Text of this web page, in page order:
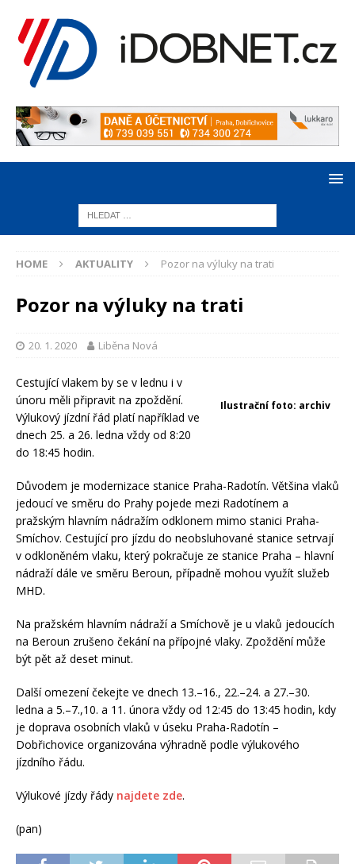
HOME AKTUALITY Pozor na výluky na trati
Pozor na výluky na trati
20. 1. 2020 Liběna Nová
Ilustrační foto: archiv
Cestující vlakem by se v lednu i v
únoru měli připravit na zpoždění.
Výlukový jízdní řád platí například ve
dnech 25. a 26. ledna vždy od 8:20
do 18:45 hodin.
Důvodem je modernizace stanice Praha-Radotín. Většina vlaků
jedoucí ve směru do Prahy pojede mezi Radotínem a
pražským hlavním nádražím odklonem mimo stanici Praha-
Smíchov. Cestující pro jízdu do neobsluhované stanice setrvají
v odkloněném vlaku, který pokračuje ze stanice Praha – hlavní
nádraží dále ve směru Beroun, případně mohou využít služeb
MHD.
Na pražském hlavním nádraží a Smíchově je u vlaků jedoucích
na Beroun zrušeno čekání na přípojné vlaky. Zpoždění může
být pět až deset minut.
Další omezení čekejte ve dnech 13.–16., 22.–24. a 27.–30.
ledna a 5.–7.,10. a 11. února vždy od 12:45 do 13:45 hodin, kdy
je doprava osobních vlaků v úseku Praha-Radotín –
Dobřichovice organizována výhradně podle výlukového
jízdního řádu.
Výlukové jízdy řády najdete zde.
(pan)